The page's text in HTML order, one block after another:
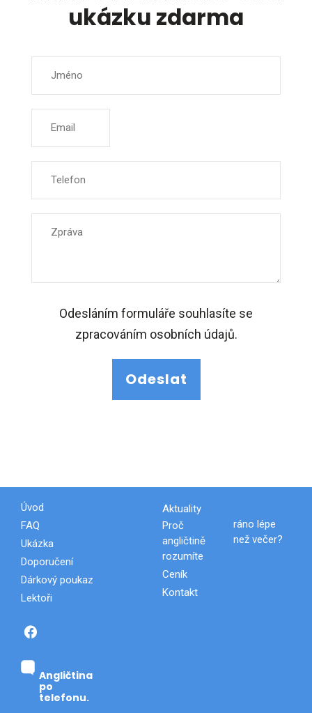
ukázku zdarma
Odesláním formuláře souhlasíte se
zpracováním osobních údajů.
Úvod
FAQ
Ukázka
Doporučení
Dárkový poukaz
Lektoři
Aktuality
Proč
angličtině
rozumíte
ráno lépe
než večer?
Ceník
Kontakt
Angličtina
po
telefonu.